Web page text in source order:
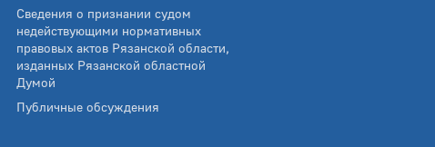
Сведения о признании судом
недействующими нормативных
правовых актов Рязанской области,
изданных Рязанской областной
Думой
Публичные обсуждения